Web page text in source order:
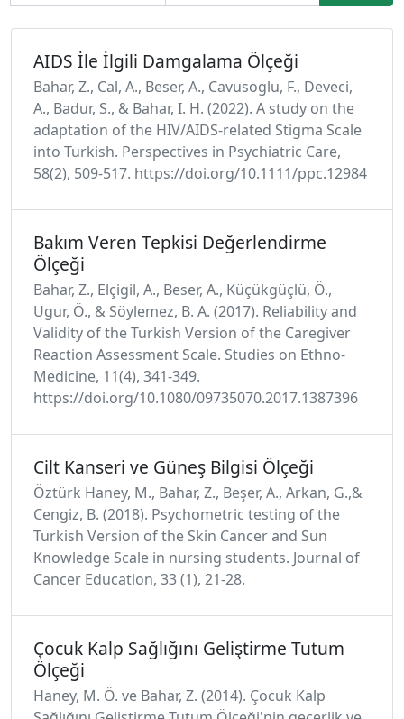
AIDS İle İlgili Damgalama Ölçeği
Bahar, Z., Cal, A., Beser, A., Cavusoglu, F., Deveci,
A., Badur, S., & Bahar, I. H. (2022). A study on the
adaptation of the HIV/AIDS‐related Stigma Scale
into Turkish. Perspectives in Psychiatric Care,
58(2), 509-517. https://doi.org/10.1111/ppc.12984
Bakım Veren Tepkisi Değerlendirme
Ölçeği
Bahar, Z., Elçigil, A., Beser, A., Küçükgüçlü, Ö.,
Ugur, Ö., & Söylemez, B. A. (2017). Reliability and
Validity of the Turkish Version of the Caregiver
Reaction Assessment Scale. Studies on Ethno-
Medicine, 11(4), 341-349.
https://doi.org/10.1080/09735070.2017.1387396
Cilt Kanseri ve Güneş Bilgisi Ölçeği
Öztürk Haney, M., Bahar, Z., Beşer, A., Arkan, G.,&
Cengiz, B. (2018). Psychometric testing of the
Turkish Version of the Skin Cancer and Sun
Knowledge Scale in nursing students. Journal of
Cancer Education, 33 (1), 21-28.
Çocuk Kalp Sağlığını Geliştirme Tutum
Ölçeği
Haney, M. Ö. ve Bahar, Z. (2014). Çocuk Kalp